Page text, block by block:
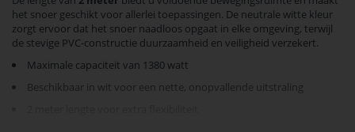
het snoer geschikt voor allerlei toepassingen. De neutrale witte kleur
zorgt ervoor dat het snoer naadloos opgaat in elke omgeving, terwijl
de stevige PVC-constructie duurzaamheid en veiligheid verzekert.
Maximale capaciteit van 1380 watt
Beschikbaar in wit voor een nette, onopvallende uitstraling